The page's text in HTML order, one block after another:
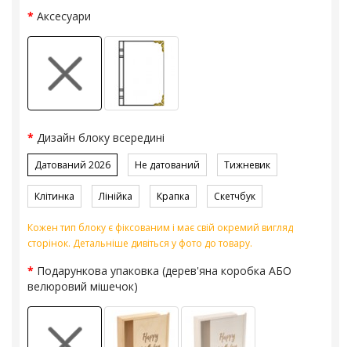
Аксесуари
Дизайн блоку всередині
Датований 2026 Не датований Тижневик
Клітинка Лінійка Крапка Скетчбук
Кожен тип блоку є фіксованим і має свій окремий вигляд
сторінок. Детальніше дивіться у фото до товару.
Подарункова упаковка (дерев'яна коробка АБО
велюровий мішечок)